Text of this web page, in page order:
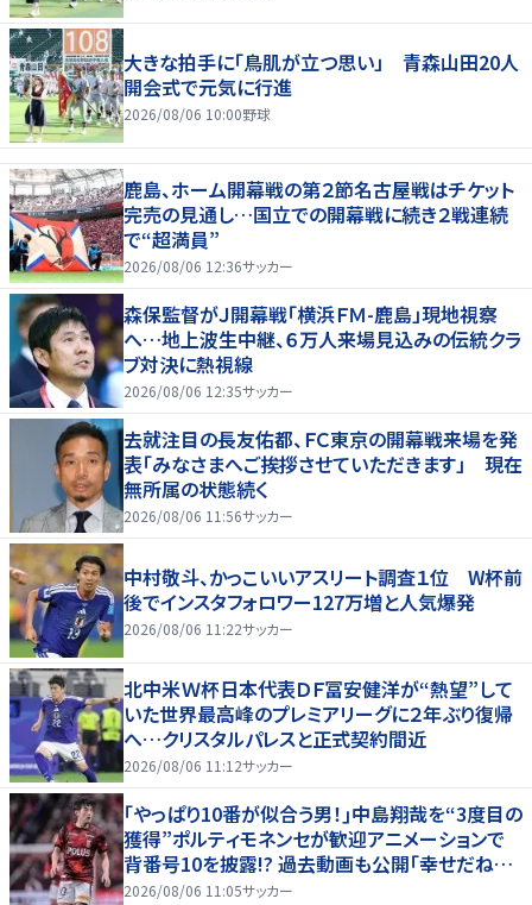
大きな拍手に「鳥肌が立つ思い」 青森山田20人
開会式で元気に行進
2026/08/06 10:00野球
鹿島、ホーム開幕戦の第２節名古屋戦はチケット
完売の見通し…国立での開幕戦に続き２戦連続
で“超満員”
2026/08/06 12:36サッカー
森保監督がＪ開幕戦「横浜ＦＭ-鹿島」現地視察
へ…地上波生中継、６万人来場見込みの伝統クラ
ブ対決に熱視線
2026/08/06 12:35サッカー
去就注目の長友佑都、ＦＣ東京の開幕戦来場を発
表「みなさまへご挨拶させていただきます」 現在
無所属の状態続く
2026/08/06 11:56サッカー
中村敬斗、かっこいいアスリート調査１位 W杯前
後でインスタフォロワー127万増と人気爆発
2026/08/06 11:22サッカー
北中米Ｗ杯日本代表ＤＦ冨安健洋が“熱望”して
いた世界最高峰のプレミアリーグに２年ぶり復帰
へ…クリスタルパレスと正式契約間近
2026/08/06 11:12サッカー
｢やっぱり10番が似合う男！｣中島翔哉を“3度目の
獲得”ポルティモネンセが歓迎アニメーションで
背番号10を披露!? 過去動画も公開｢幸せだね〜｣
｢爽やかイケメン｣
2026/08/06 11:05サッカー